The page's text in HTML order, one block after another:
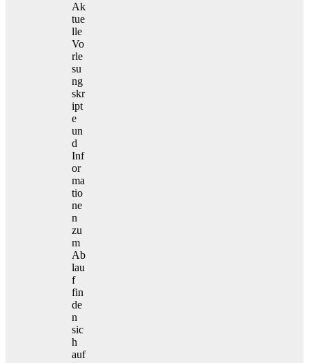
Ak
tue
lle
Vo
rle
su
ng
skr
ipt
e
un
d
Inf
or
ma
tio
ne
n
zu
m
Ab
lau
f
fin
de
n
sic
h
auf